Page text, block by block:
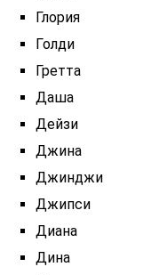
Глория
Голди
Гретта
Даша
Дейзи
Джина
Джинджи
Джипси
Диана
Дина